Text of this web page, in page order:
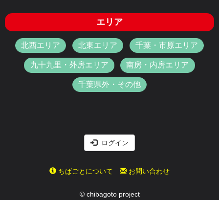
エリア
北西エリア 北東エリア 千葉・市原エリア
九十九里・外房エリア 南房・内房エリア
千葉県外・その他
ログイン
ちばごとについて お問い合わせ
© chibagoto project